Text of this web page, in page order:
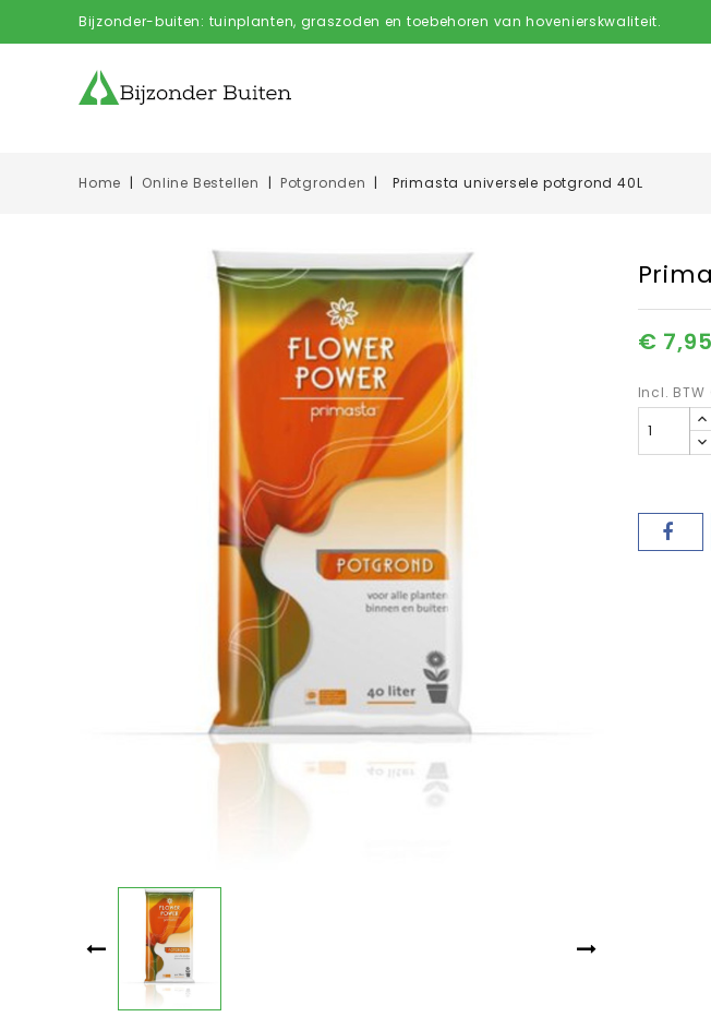
Bijzonder-buiten: tuinplanten, graszoden en toebehoren van hovenierskwaliteit.
Home Online Bestellen Potgronden Primasta universele potgrond 40L
€ 7,95
Incl. BTW